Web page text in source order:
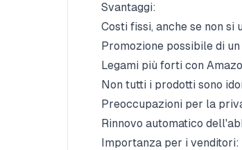
Svantaggi:
Costi fissi, anche se non
Promozione possibile di
Legami più forti con
Non tutti i prodotti sono
Preoccupazioni per la
Rinnovo automatico
Importanza per i